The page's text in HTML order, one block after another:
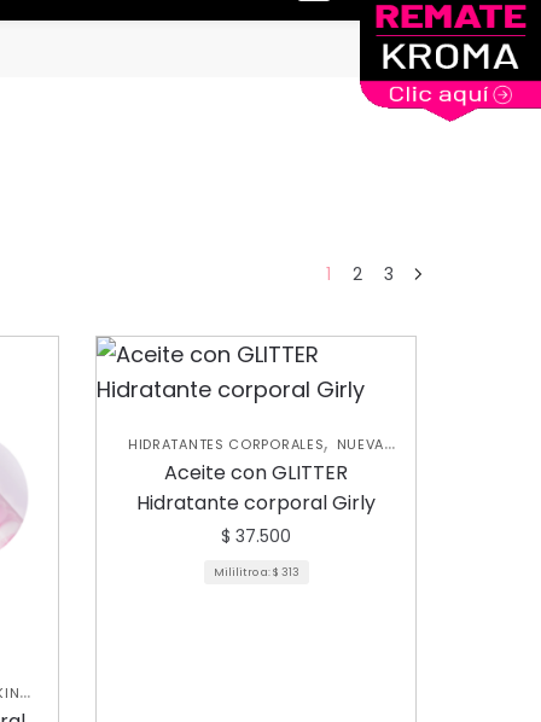
1 2 3
HIDRATANTES CORPORALES, NUEVA
COLECCIÓN, SKIN CARE CORPORAL
Aceite con GLITTER
Hidratante corporal Girly
$ 37.500
Mililitro a:$ 313